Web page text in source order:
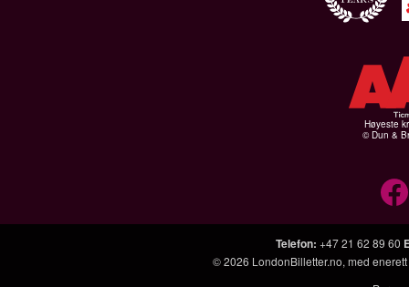
Høyeste
© Dun &
Telefon: +47 21 62 89 60
© 2026 LondonBilletter.no, med